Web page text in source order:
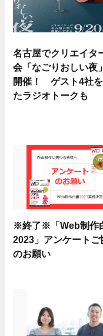
名古屋でクリエイタ
会「なごりおしい夜
開催！ ゲスト4社を
たラジオトークも
※終了※「Web制作
2023」アンケートご
のお願い